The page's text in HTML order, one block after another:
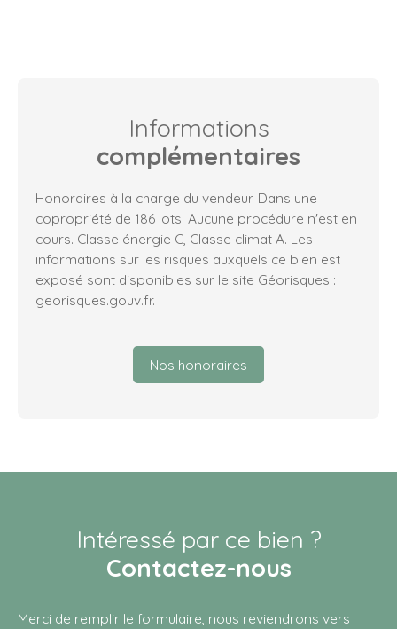
Informations
complémentaires
Honoraires à la charge du vendeur. Dans une
copropriété de 186 lots. Aucune procédure n'est en
cours. Classe énergie C, Classe climat A. Les
informations sur les risques auxquels ce bien est
exposé sont disponibles sur le site Géorisques :
georisques.gouv.fr.
Nos honoraires
Intéressé par ce bien ?
Contactez-nous
Merci de remplir le formulaire, nous reviendrons vers